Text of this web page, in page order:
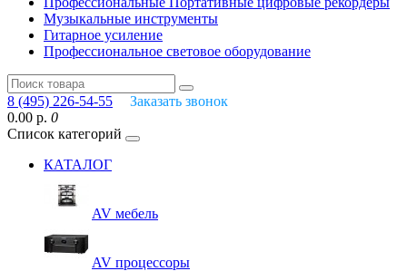
Музыкальные инструменты
Гитарное усиление
Профессиональное световое оборудование
8 (495) 226-54-55
Заказать звонок
0.00 р. 0
Список категорий
КАТАЛОГ
AV мебель
AV процессоры